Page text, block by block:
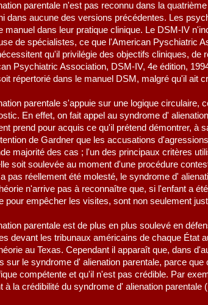
parentale n'est pas reconnu dans la
dans aucune des versions précédentes. Les
manuel dans leur pratique clinique. Le DSM-IV
de spécialistes, ce que l'American Pyschiatric
qu'il privilégie des objectifs cliniques,
Psychiatric Association, DSM-IV, 4e édition,
répertorié dans le manuel DSM, malgré qu'il ait
parentale s'appuie sur une logique circulaire,
En effet, on fait appel au syndrome d'
prend pour acquis ce qu'il prétend démontrer, à
de Gardner que les accusations
majorité des cas ; l'un des principaux critères
soit soulevée au moment d'une procédure
pas réellement été molesté, le syndrome d'
n'arrive pas à reconnaître que, si l'enfant a
pour empêcher les visites, sont non seulement
parentale est de plus en plus soulevé en
devant les tribunaux américains de chaque État
au Texas. Cependant il apparaît que, dans
sur le syndrome d' alienation parentale, parce
compétente et qu'il n'est pas crédible. Par
à la crédibilité du syndrome d' alienation